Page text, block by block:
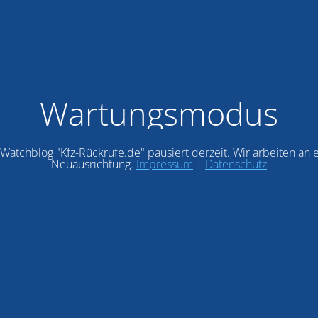
Wartungsmodus
"Kfz-Rückrufe.de" pausiert derzeit. Wir arbeiten an
Neuausrichtung. Impressum | Datenschutz